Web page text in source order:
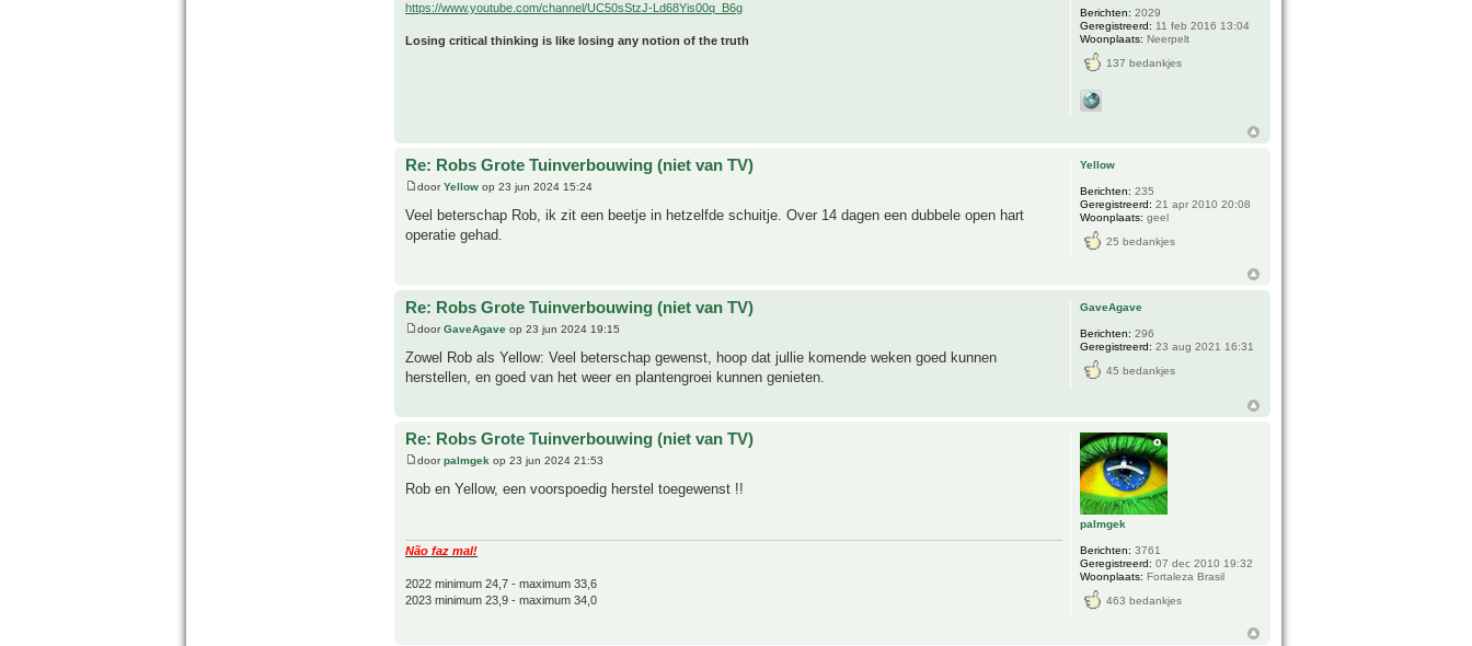
https://www.youtube.com/channel/UC50sStzJ-Ld68Yis00q_B6g
Losing critical thinking is like losing any notion of the truth
Berichten: 2029
Geregistreerd: 11 feb 2016 13:04
Woonplaats: Neerpelt
137 bedankjes
Re: Robs Grote Tuinverbouwing (niet van TV)
doorYellow op 23 jun 2024 15:24
Veel beterschap Rob, ik zit een beetje in hetzelfde schuitje. Over 14 dagen een dubbele open hart
operatie gehad.
Yellow
Berichten: 235
Geregistreerd: 21 apr 2010 20:08
Woonplaats: geel
25 bedankjes
Re: Robs Grote Tuinverbouwing (niet van TV)
doorGaveAgave op 23 jun 2024 19:15
Zowel Rob als Yellow: Veel beterschap gewenst, hoop dat jullie komende weken goed kunnen
herstellen, en goed van het weer en plantengroei kunnen genieten.
GaveAgave
Berichten: 296
Geregistreerd: 23 aug 2021 16:31
45 bedankjes
Re: Robs Grote Tuinverbouwing (niet van TV)
doorpalmgek op 23 jun 2024 21:53
Rob en Yellow, een voorspoedig herstel toegewenst !!
Não faz mal!
2022 minimum 24,7 - maximum 33,6
2023 minimum 23,9 - maximum 34,0
palmgek
Berichten: 3761
Geregistreerd: 07 dec 2010 19:32
Woonplaats: Fortaleza Brasil
463 bedankjes